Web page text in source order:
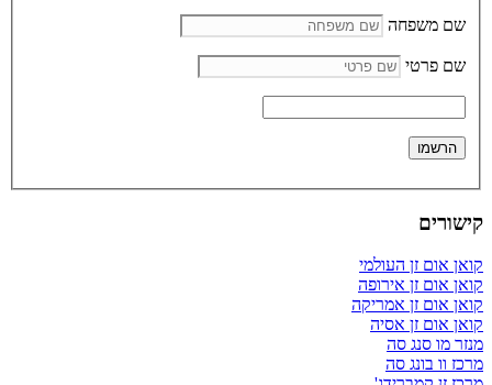
שם משפחה
שם פרטי
קישורים
קואן אום זן העולמי
קואן אום זן אירופה
קואן אום זן אמריקה
קואן אום זן אסיה
מנזר מו סנג סה
מרכז וו בונג סה